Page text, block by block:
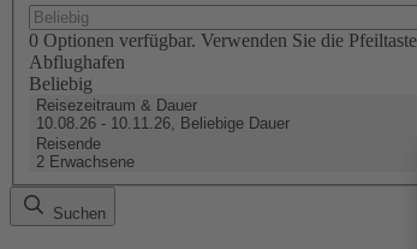
0 Optionen verfügbar. Verwenden Sie die
Abflughafen
Beliebig
Reisezeitraum & Dauer
10.08.26 - 10.11.26, Beliebige Dauer
Reisende
2 Erwachsene
Suchen